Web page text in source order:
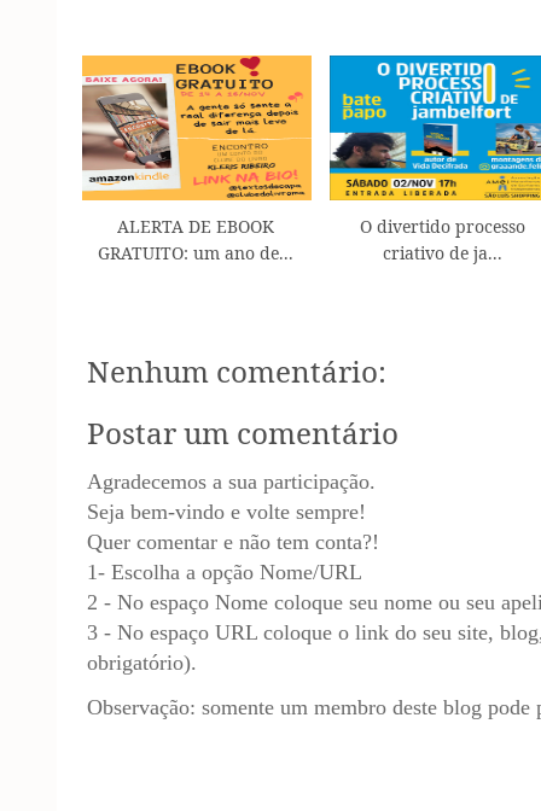
ALERTA DE EBOOK
GRATUITO: um ano de...
O divertido processo
criativo de ja...
Nenhum comentário:
Postar um comentário
Agradecemos a sua participação.
Seja bem-vindo e volte sempre!
Quer comentar e não tem conta?!
1- Escolha a opção Nome/URL
2 - No espaço Nome coloque seu nome ou seu
3 - No espaço URL coloque o link do seu site,
obrigatório).
Observação: somente um membro deste blog